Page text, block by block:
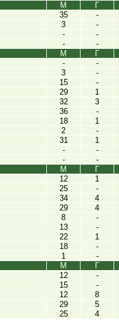
М Г
35 -
3 -
- -
- -
М Г
- -
3 -
15 -
29 1
32 3
36 -
18 1
2 -
31 1
- -
- -
М Г
12 1
25 -
34 4
29 4
8 -
13 -
22 1
18 -
1 -
М Г
12 -
15 -
12 8
29 5
25 4